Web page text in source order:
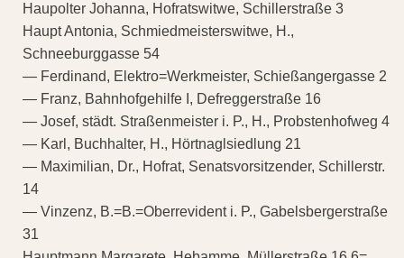
Haupolter Johanna, Hofratswitwe, Schillerstraße 3
Haupt Antonia, Schmiedmeisterswitwe, H.,
Schneeburggasse 54
— Ferdinand, Elektro=Werkmeister, Schießangergasse 2
— Franz, Bahnhofgehilfe I, Defreggerstraße 16
— Josef, städt. Straßenmeister i. P., H., Probstenhofweg 4
— Karl, Buchhalter, H., Hörtnaglsiedlung 21
— Maximilian, Dr., Hofrat, Senatsvorsitzender, Schillerstr.
14
— Vinzenz, B.=B.=Oberrevident i. P., Gabelsbergerstraße
31